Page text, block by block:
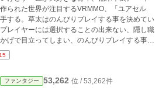
られた世界が注目するVRMMO、「ユアセル
する。草太はのんびりプレイする事を決めてい
レイヤーには選択することの出来ない、隠し職
げで目立ってしまい、のんびりプレイする事は
ち前の影の薄さをゲームでも発揮し、マイペー
潰しにでも
あるかもしれませんが、のんびり楽しんでいっ
ファンタジー 53,262 位 / 53,262件